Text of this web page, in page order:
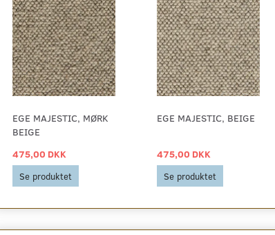
EGE MAJESTIC, MØRK
BEIGE
475,00 DKK
Se produktet
EGE MAJESTIC, BEIGE
475,00 DKK
Se produktet